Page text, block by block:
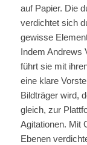
auf Papier. Die
verdichtet sich
gewisse
Indem Andrews
führt sie mit
eine klare
Bildträger wird,
gleich, zur
Agitationen. Mit
Ebenen